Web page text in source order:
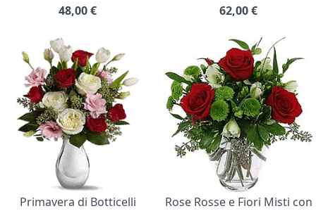
48,00€
62,00€
Primavera di Botticelli
Rose Rosse e Fiori Misti con